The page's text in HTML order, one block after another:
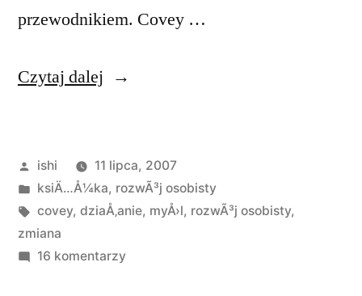
przewodnikiem. Covey …
Czytaj dalej „7
działania
cz.1”
Opublikowane
przez
ishi
11 lipca, 2007
Opublikowano
w
ksiÄ…Å¼ka, rozwÃ³j osobisty
Tagi:
covey, dziaÅ‚anie, myÅ›l, rozwÃ³j osobisty,
zmiana
16 komentarzydo